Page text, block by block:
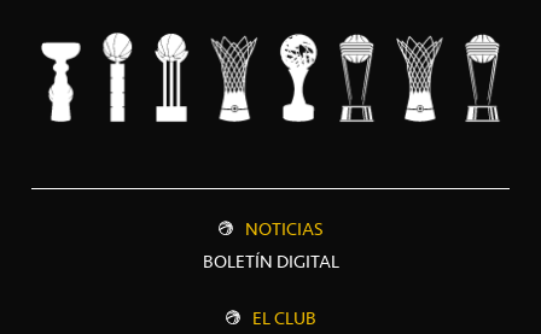
NOTICIAS
BOLETÍN DIGITAL
EL CLUB